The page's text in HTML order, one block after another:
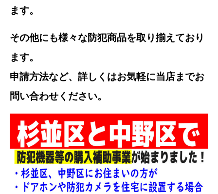
ます。
その他にも様々な防犯商品を取り揃えており
ます。
申請方法など、詳しくはお気軽に当店までお
問い合わせください。